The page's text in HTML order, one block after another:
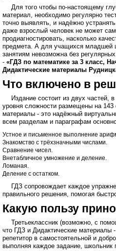
Для того чтобы по-настоящему
материал, необходимо регулярно
точно выявлять, и надёжно
даже взрослый человек не может
продиагностировать, насколько
предмета. А для учащихся младшей
занятиям невозможна без
- «ГДЗ по математике за 3 класс,
Дидактические материалы
Что включено в
Издание состоит из двух частей,
уровня сложности размещены на 143
материалы - это надёжный
всем разделам и параграфам
Устное и письменное выполнение
Знакомство с трёхзначными числами.
Сравнение чисел.
Внетабличное умножение и деление.
Ломаная.
Деление с остатком.
ГДЗ сопровождает каждое
правильного решения, помогая
Какую пользу
Третьеклассник (возможно, с
что ГДЗ и Дидактические материалы
репетитор в самостоятельной и
выполняя каждое задание, школьник